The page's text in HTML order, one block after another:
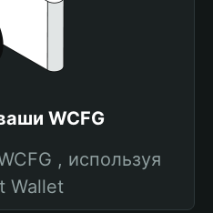
WCFG
, используя
Wallet